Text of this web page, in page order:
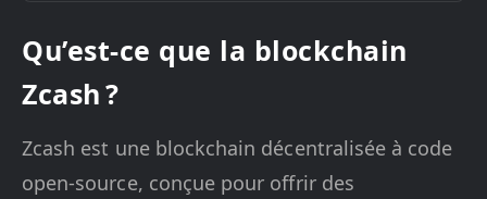
Qu’est-ce que la blockchain
Zcash ?
Zcash est une blockchain décentralisée à code
open-source, conçue pour offrir des